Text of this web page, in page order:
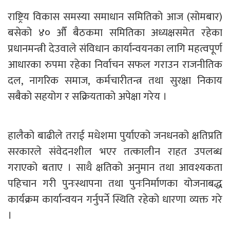
राष्ट्रिय विकास समस्या समाधान समितिको आज (सोमबार)
बसेको ४० औँ बैठकमा समितिका अध्यक्षसमेत रहेका
प्रधानमन्त्री देउवाले संविधान कार्यान्वयनका लागि महत्वपूर्ण
आधारका रुपमा रहेका निर्वाचन सफल गराउन राजनीतिक
दल, नागरिक समाज, कर्मचारीतन्त्र तथा सुरक्षा निकाय
सबैको सहयोग र सक्रियताको अपेक्षा गरेय ।
हालैको बाढीले तराई मधेशमा पुर्याएको जनधनको क्षतिप्रति
सरकारले संवेदनशील भएर तत्कालीन राहत उपलब्ध
गराएको बताए । साथै क्षतिको अनुमान तथा आवश्यकता
पहिचान गरी पुनःस्थापना तथा पुनःनिर्माणका योजनाबद्ध
कार्यक्रम कार्यान्वयन गर्नुपर्ने स्थिति रहेको धारणा व्यक्त गरे
।